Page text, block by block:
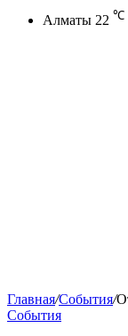
Алматы 22 ℃
Главная/События/
События